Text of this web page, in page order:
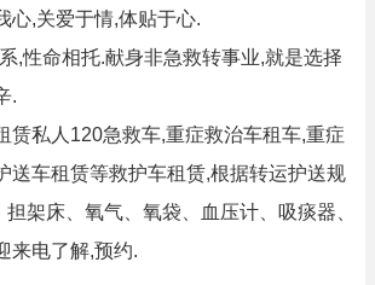
心,关爱于情,体贴于心.
,性命相托.献身非急救转事业,就是选择
.
赁私人120急救车,重症救治车租车,重症
送车租赁等救护车租赁,根据转运护送规
架床、氧气、氧袋、血压计、吸痰器、
来电了解,预约.